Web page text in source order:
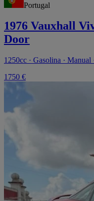
Portugal
1976 Vauxhall
Door
1250cc · Gasolina · Manual
1750 €